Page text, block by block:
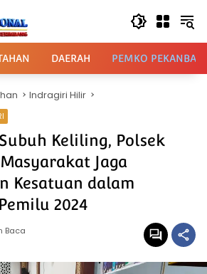
DAERAH PEMKO
Indragiri Hilir
Keliling, Polsek
Jaga
Kesatuan dalam
2024
Baca